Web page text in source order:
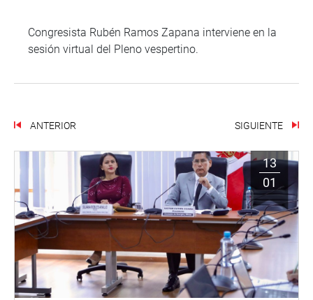
Congresista Rubén Ramos Zapana interviene en la
sesión virtual del Pleno vespertino.
ANTERIOR SIGUIENTE
13
01